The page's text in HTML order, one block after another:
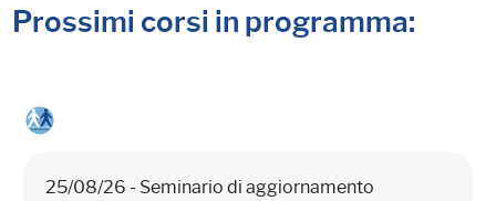
Prossimi corsi in programma:
25/08/26 - Seminario di aggiornamento